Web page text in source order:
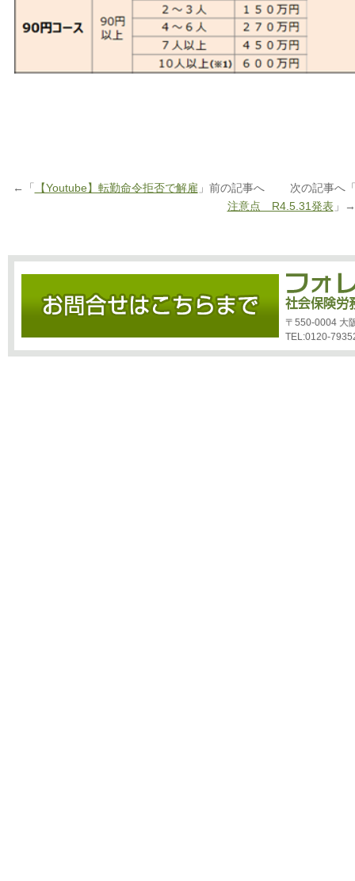
←「 【Youtube】転勤命令拒否で解雇 」前の記事へ 次の記事へ
注意点 R4.5.31発表 」→
〒550-0004 大
TEL:0120-